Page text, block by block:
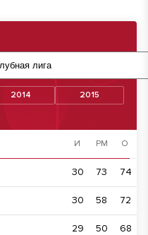
2014
2015
И РМ О
30 73 74
30 58 72
29 50 68